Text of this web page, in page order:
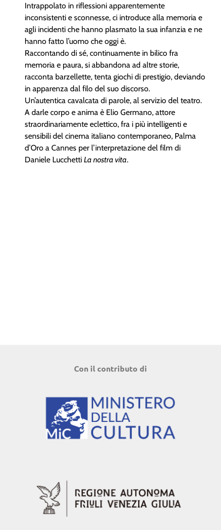
Intrappolato in riflessioni apparentemente
inconsistenti e sconnesse, ci introduce alla memoria e
agli incidenti che hanno plasmato la sua infanzia e ne
hanno fatto l’uomo che oggi è.
Raccontando di sé, continuamente in bilico fra
memoria e paura, si abbandona ad altre storie,
racconta barzellette, tenta giochi di prestigio, deviando
in apparenza dal filo del suo discorso.
Un’autentica cavalcata di parole, al servizio del teatro.
A darle corpo e anima è Elio Germano, attore
straordinariamente eclettico, fra i più intelligenti e
sensibili del cinema italiano contemporaneo, Palma
d’Oro a Cannes per l’interpretazione del film di
Daniele Lucchetti La nostra vita.
Con il contributo di